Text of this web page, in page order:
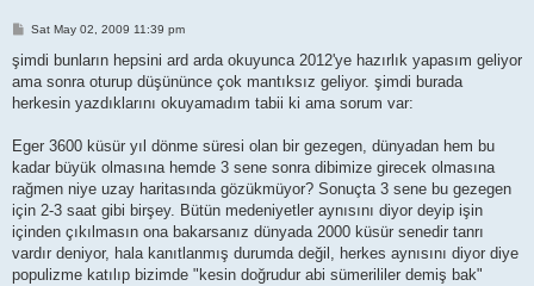
P
s
Sat May 02, 2009 11:39 pm
şimdi bunların hepsini ard arda okuyunca 2012'ye hazırlık yapasım geliyor
ama sonra oturup düşününce çok mantıksız geliyor. şimdi burada
herkesin yazdıklarını okuyamadım tabii ki ama sorum var:
Eger 3600 küsür yıl dönme süresi olan bir gezegen, dünyadan hem bu
kadar büyük olmasına hemde 3 sene sonra dibimize girecek olmasına
rağmen niye uzay haritasında gözükmüyor? Sonuçta 3 sene bu gezegen
için 2-3 saat gibi birşey. Bütün medeniyetler aynısını diyor deyip işin
içinden çıkılmasın ona bakarsanız dünyada 2000 küsür senedir tanrı
vardır deniyor, hala kanıtlanmış durumda değil, herkes aynısını diyor diye
populizme katılıp bizimde "kesin doğrudur abi sümerililer demiş bak"